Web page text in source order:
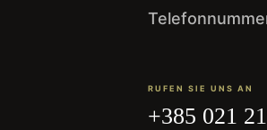
RUFEN SIE UNS AN
+385 021